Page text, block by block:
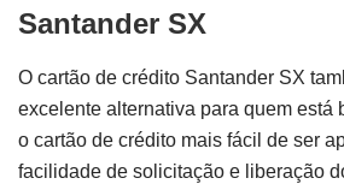
Santander SX
O cartão de crédito Santander SX
excelente alternativa para quem está
o cartão de crédito mais fácil de ser
facilidade de solicitação e liberação